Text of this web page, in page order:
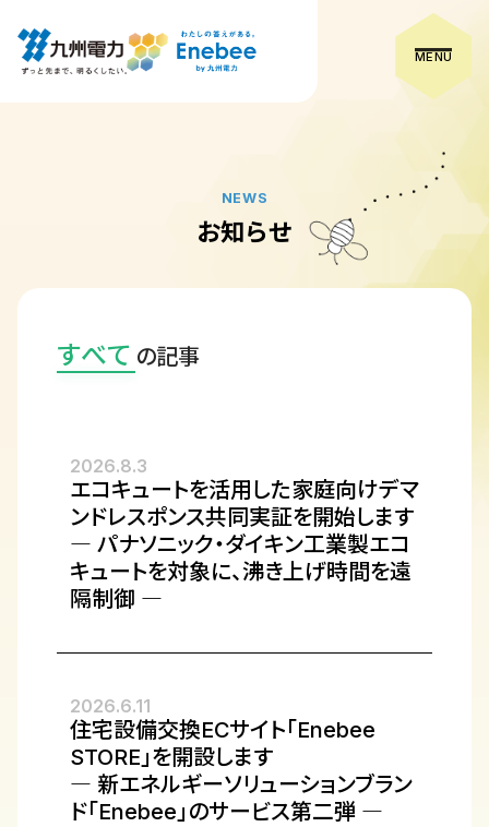
MENU
NEWS
お知らせ
すべて の記事
2026.8.3
エコキュートを活用した家庭向けデマ
ンドレスポンス共同実証を開始します
― パナソニック・ダイキン工業製エコ
キュートを対象に、沸き上げ時間を遠
隔制御 ―
2026.6.11
住宅設備交換ECサイト「Enebee
STORE」を開設します
― 新エネルギーソリューションブラン
ド「Enebee」のサービス第二弾 ―